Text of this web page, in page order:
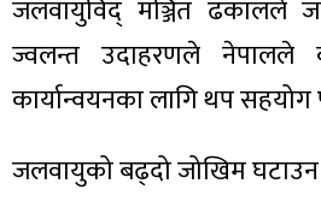
जलवायुविद् मञ्जित ढकालले
ज्वलन्त उदाहरणले नेपालले
कार्यान्वयनका लागि थप सहयोग
जलवायुको बढ्दो जोखिम घटाउन